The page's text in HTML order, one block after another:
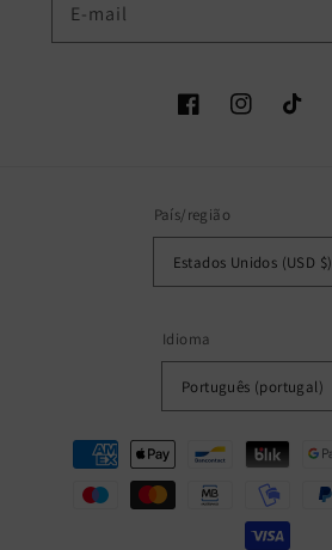
E-mail
FacebookInstagramTikTok
País/região
Estados Unidos (USD $)
Idioma
Português (portugal)
Métodos
pagamento